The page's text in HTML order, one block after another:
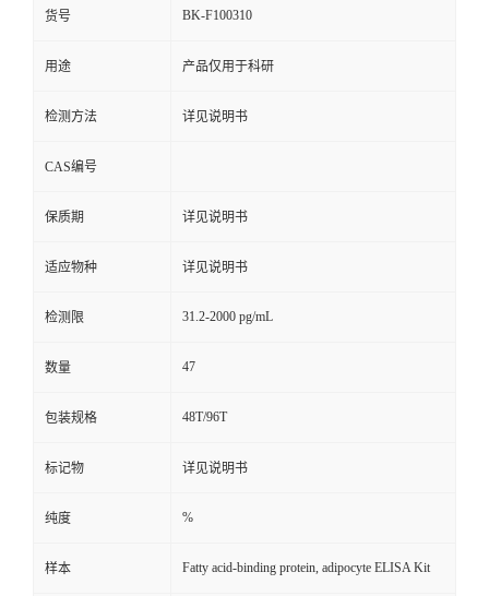
货号 BK-F100310
用途 产品仅用于科研
检测方法 详见说明书
CAS编号
保质期 详见说明书
适应物种 详见说明书
检测限 31.2-2000 pg/mL
数量 47
包装规格 48T/96T
标记物 详见说明书
纯度 %
样本 Fatty acid-binding protein, adipocyte ELISA Kit